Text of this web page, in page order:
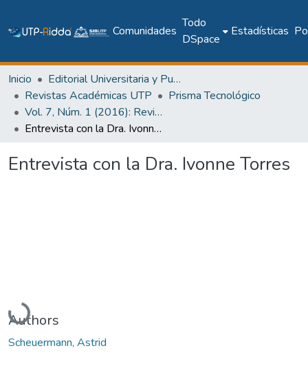
Comunidades
Todo
DSpace
Estadísticas
Inicio
Editorial Universitaria y Publicaciones Seriadas
Revistas Académicas UTP
Prisma Tecnológico
Vol. 7, Núm. 1 (2016): Revista Prisma Tecnológico
Entrevista con la Dra. Ivonne Torres
Entrevista con la Dra. Ivonne Torres
Cargando...
Authors
Scheuermann, Astrid